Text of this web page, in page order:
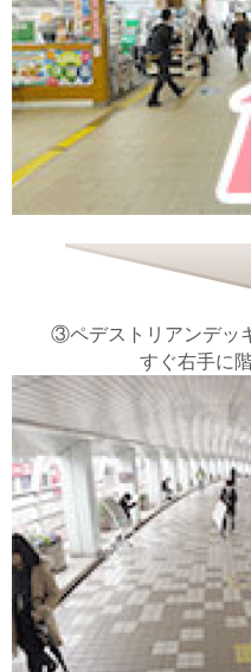
③ペデストリアンデッ
すぐ右手に